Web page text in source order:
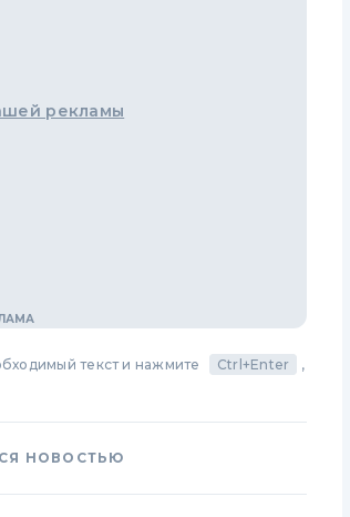
рекламы
текст и нажмите Ctrl+Enter
,
НОВОСТЬЮ